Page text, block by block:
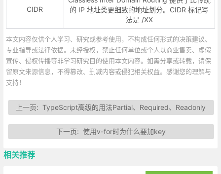
CIDR
的 IP 地址类更细致的地址划分。CIDR 标记写
法是 /XX
本文内容仅供个人学习、研究或参考使用，不构成任何形式的决策建议、
专业指导或法律依据。未经授权，禁止任何单位或个人以商业售卖、虚假
宣传、侵权传播等非学习研究目的使用本文内容。如需分享或转载，请保
留原文来源信息，不得篡改、删减内容或侵犯相关权益。感谢您的理解与
支持！
上一页:TypeScript高级的用法Partial、Required、Readonly
下一页: 使用v-for时为什么要加key
相关推荐